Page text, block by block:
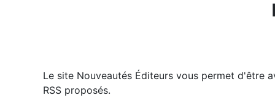
Le site Nouveautés Éditeurs vous permet d'être
RSS proposés.